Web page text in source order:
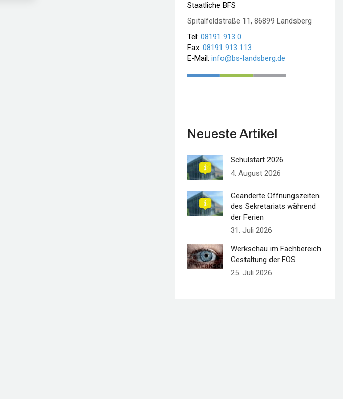
Staatliche BFS
Spitalfeldstraße 11, 86899 Landsberg
Tel: 08191 913 0
Fax: 08191 913 113
E-Mail: info@bs-landsberg.de
Neueste Artikel
Schulstart 2026
4. August 2026
Geänderte Öffnungszeiten
des Sekretariats während
der Ferien
31. Juli 2026
Werkschau im Fachbereich
Gestaltung der FOS
25. Juli 2026